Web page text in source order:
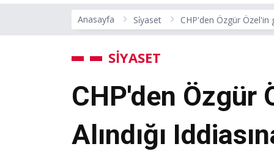
Anasayfa Si̇yaset CHP'den Özgür Özel'in
SİYASET
CHP'den Özgür
Alındığı